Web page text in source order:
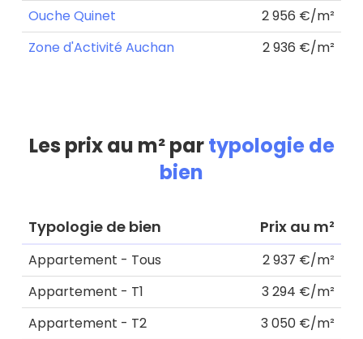
Ouche Quinet
2 956 €/m²
Zone d'Activité Auchan
2 936 €/m²
Les prix au m² partypologie de
bien
Typologie de bien Prix au m²
Appartement - Tous
2 937 €/m²
Appartement - T1
3 294 €/m²
Appartement - T2
3 050 €/m²